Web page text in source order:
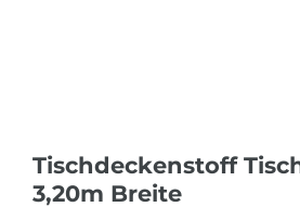
Tischdeckenstoff
3,20m Breite